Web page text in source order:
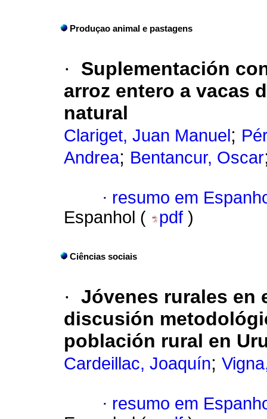
Produçao animal e pastagens
·
Suplementación
arroz entero a vacas
natural
Clariget, Juan Manuel ;
Andrea; Bentancur, Oscar
· resumo em
Espanhol (
pdf )
Ciências sociais
· Jóvenes rurales en
discusión
población rural en
Cardeillac, Joaquín;
· resumo em